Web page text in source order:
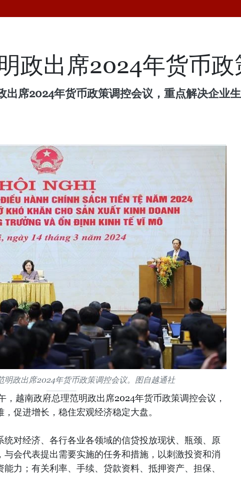
政出席2024年货币
出席2024年货币政策调控会议，重点解决企业
明政出席2024年货币政策调控会议。图自越通社
越南政府总理范明政出席2024年货币政策调控会议，
促进增长，稳住宏观经济稳定大盘。
统对经济、各行各业各领域的信贷投放现状、瓶颈、原
与会代表提出需要实施的任务和措施，以刺激投资和消
力；有关利率、手续、贷款资料、抵押资产、担保、